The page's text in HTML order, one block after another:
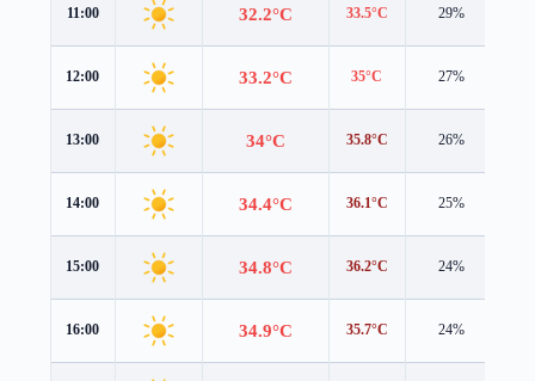
11:00 32.2°C 33.5°C 29%
12:00 33.2°C 35°C 27%
13:00 34°C 35.8°C 26%
14:00 34.4°C 36.1°C 25%
15:00 34.8°C 36.2°C 24%
16:00 34.9°C 35.7°C 24%